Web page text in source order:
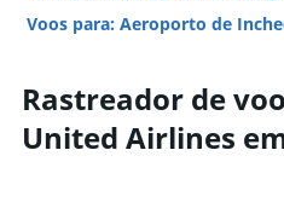
Voos para: Aeroporto de
Rastreador de
United Airlines